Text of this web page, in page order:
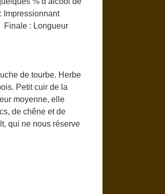
Impressionnant
Finale : Longueur
de tourbe. Herbe
Petit cuir de la
moyenne, elle
de chêne et de
qui ne nous réserve